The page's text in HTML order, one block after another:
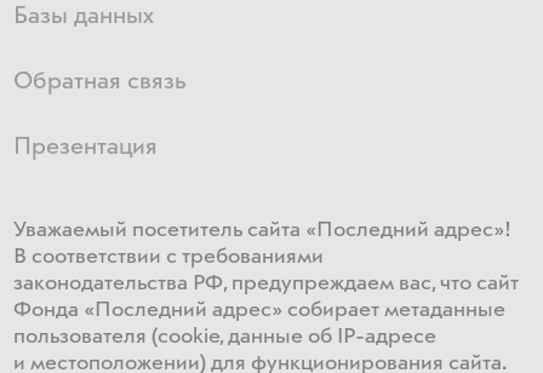
Базы данных
Обратная связь
Презентация
Уважаемый посетитель сайта «Последний адрес»!
В соответствии с требованиями
законодательства РФ, предупреждаем вас, что сайт
Фонда «Последний адрес» собирает метаданные
пользователя (cookie, данные об IP-адресе
и местоположении) для функционирования сайта​.